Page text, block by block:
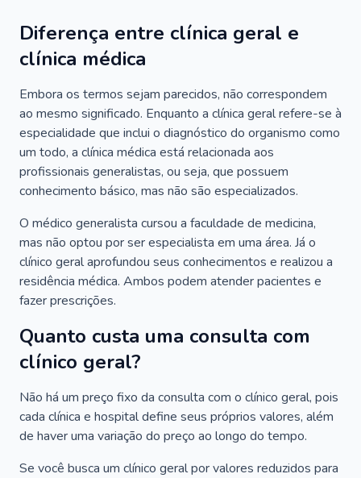
Diferença entre clínica geral e
clínica médica
Embora os termos sejam parecidos, não correspondem
ao mesmo significado. Enquanto a clínica geral refere-se à
especialidade que inclui o diagnóstico do organismo como
um todo, a clínica médica está relacionada aos
profissionais generalistas, ou seja, que possuem
conhecimento básico, mas não são especializados.
O médico generalista cursou a faculdade de medicina,
mas não optou por ser especialista em uma área. Já o
clínico geral aprofundou seus conhecimentos e realizou a
residência médica. Ambos podem atender pacientes e
fazer prescrições.
Quanto custa uma consulta com
clínico geral?
Não há um preço fixo da consulta com o clínico geral, pois
cada clínica e hospital define seus próprios valores, além
de haver uma variação do preço ao longo do tempo.
Se você busca um clínico geral por valores reduzidos para